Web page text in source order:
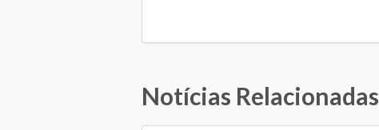
Notícias Relacionadas